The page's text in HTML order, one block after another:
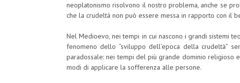
neoplatonismo risolvono il nostro problema, anche se
che la crudeltà non può essere messa in rapporto con il
Nel Medioevo, nei tempi in cui nascono i grandi sistemi
fenomeno dello “sviluppo dell’epoca della crudeltà”
paradossale: nei tempi del più grande dominio religioso
modi di applicare la sofferenza alle persone.